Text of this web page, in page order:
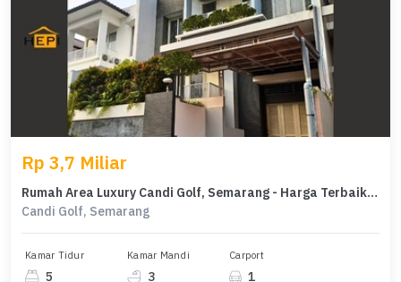
Rp 3,7 Miliar
Rumah Area Luxury Candi Golf, Semarang - Harga Terbaik 3,7 Miliar
Candi Golf, Semarang
Kamar Tidur
5
Kamar Mandi
3
Carport
1